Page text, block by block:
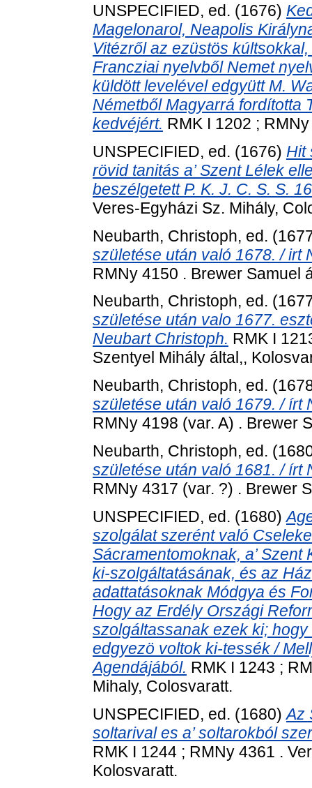
UNSPECIFIED, ed. (1676)
Magelonarol, Neapolis
Vitézről az ezüstös
Francziai nyelvből Nemet
küldött levelével edgyütt M.
Németből Magyarrá fordította
kedvéjért. RMK I 1202 ;
UNSPECIFIED, ed. (1676) Hit
rövid tanitás a’ Szent Lélek
beszélgetett P. K. J. C. S. S.
Veres-Egyházi Sz. Mihály,
Neubarth, Christoph, ed.
születése után való 1678. / irt
RMNy 4150 . Brewer Samuel
Neubarth, Christoph, ed.
születése után valo 1677.
Neubart Christoph. RMK I
Szentyel Mihály által,,
Neubarth, Christoph, ed.
születése után való 1679. / írt
RMNy 4198 (var. A) . Brewer
Neubarth, Christoph, ed.
születése után való 1681. / írt
RMNy 4317 (var. ?) . Brewer
UNSPECIFIED, ed. (1680)
szolgálat szerént való
Sácramentomoknak, a’
ki-szolgáltatásának, és az
adattatásoknak Módgya és
Hogy az Erdély Országi
szolgáltassanak ezek ki;
edgyezö voltok ki-tessék /
Agendájából. RMK I 1243 ;
Mihaly, Colosvaratt.
UNSPECIFIED, ed. (1680)Az
soltarival es a’ soltarokból
RMK I 1244 ; RMNy 4361 .
Kolosvaratt.